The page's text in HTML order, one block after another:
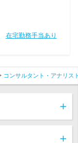
在宅勤務手当あり
コンサルタント・アナリス